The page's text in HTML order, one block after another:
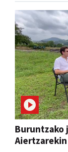
Buruntzako
Aiertzarekin